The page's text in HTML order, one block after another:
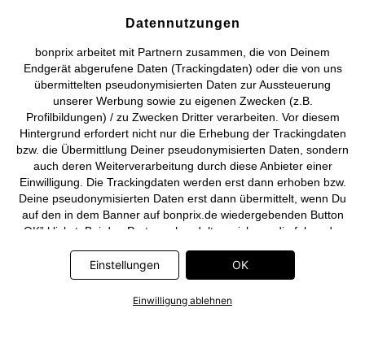
Datennutzungen
bonprix arbeitet mit Partnern zusammen, die von Deinem
Endgerät abgerufene Daten (Trackingdaten) oder die von uns
übermittelten pseudonymisierten Daten zur Aussteuerung
unserer Werbung sowie zu eigenen Zwecken (z.B.
Profilbildungen) / zu Zwecken Dritter verarbeiten. Vor diesem
Hintergrund erfordert nicht nur die Erhebung der Trackingdaten
bzw. die Übermittlung Deiner pseudonymisierten Daten, sondern
auch deren Weiterverarbeitung durch diese Anbieter einer
Einwilligung. Die Trackingdaten werden erst dann erhoben bzw.
Deine pseudonymisierten Daten erst dann übermittelt, wenn Du
auf den in dem Banner auf bonprix.de wiedergebenden Button
„OK” klickst. Bei den Partnern handelt es sich um die folgenden
Limited, Pinterest Europe Limited, Microsoft Ireland Operations
Limited, Criteo SA, RTB-House GmbH, Adjust GmbH, Snap
Group UK Limited, ID5 Technology Ltd, TikTok Information
Einstellungen OK
Einwilligung ablehnen